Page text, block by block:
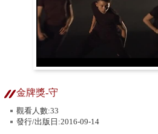
金牌獎-守
觀看人數:33
發行/出版日:2016-09-14